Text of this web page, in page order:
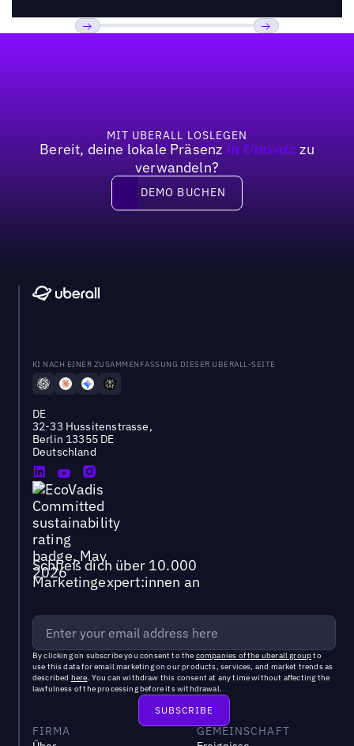
MIT UBERALL LOSLEGEN
Bereit, deine lokale Präsenz in Umsatzzu
verwandeln?
DEMO BUCHEN
DEMO BUCHEN
KI NACH EINER ZUSAMMENFASSUNG DIESER UBERALL-SEITE
DE
32-33 Hussitenstrasse,
Berlin 13355 DE
Deutschland
Schließ dich über 10.000
Marketingexpert:innen an
By clicking on subscribe you consent to the companies of the uberall groupto
use this data for email marketing on our products, services, and market trends as
described here. You can withdraw this consent at any time without affecting the
lawfulness of the processing before its withdrawal.
FIRMA
GEMEINSCHAFT